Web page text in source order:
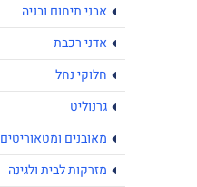
אבני תיחום ובניה
אדני רכבת
חלוקי נחל
גרנוליט
מאובנים ומטאוריטים
מזרקות לבית ולגינה